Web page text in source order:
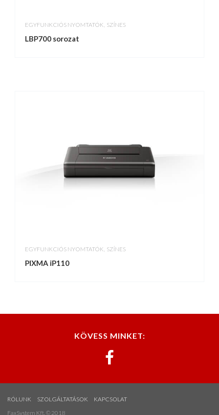
EGYFUNKCIÓS NYOMTATÓK SZÍNES
LBP700 sorozat
EGYFUNKCIÓS NYOMTATÓK SZÍNES
PIXMA iP110
KÖVESS MINKET:
RÓLUNK SZOLGÁLTATÁSOK
KAPCSOLAT
FaxSystem Kft. © 2018